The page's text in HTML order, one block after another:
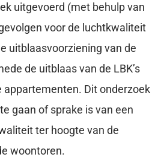
uitgevoerd (met behulp van
voor de luchtkwaliteit
uitblaasvoorziening van de
de uitblaas van de LBK’s
appartementen. Dit onderzoek
gaan of sprake is van een
ter hoogte van de
woontoren.